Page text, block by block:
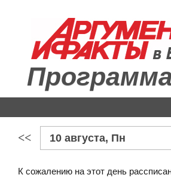
<< 10 августа, Пн
К сожалению на этот день